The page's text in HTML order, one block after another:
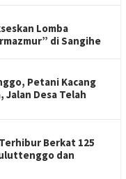
Lomba
di Sangihe
Petani Kacang
Desa Telah
Berkat 125
dan